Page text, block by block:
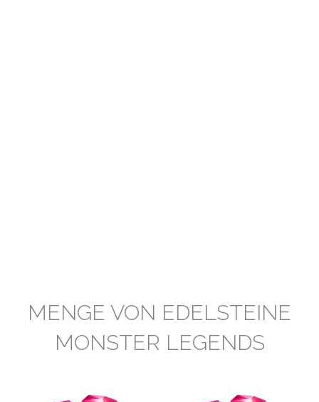
MENGE VON EDELSTEINE
MONSTER LEGENDS